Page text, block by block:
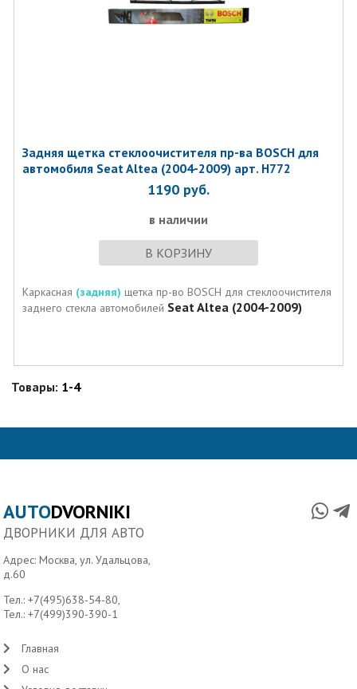
Задняя щетка стеклоочистителя пр-ва BOSCH для
автомобиля Seat Altea (2004-2009) арт. H772
1190 руб.
в наличии
В КОРЗИНУ
Каркасная (задняя) щетка пр-во BOSCH для стеклоочистителя
заднего стекла автомобилей Seat Altea (2004-2009)
Товары: 1-4
AUTODVORNIKI
ДВОРНИКИ ДЛЯ АВТО
Адрес: Москва, ул. Удальцова,
д.60
Тел.:+7(495)638-54-80,
Тел.:+7(499)390-390-1
Главная
О нас